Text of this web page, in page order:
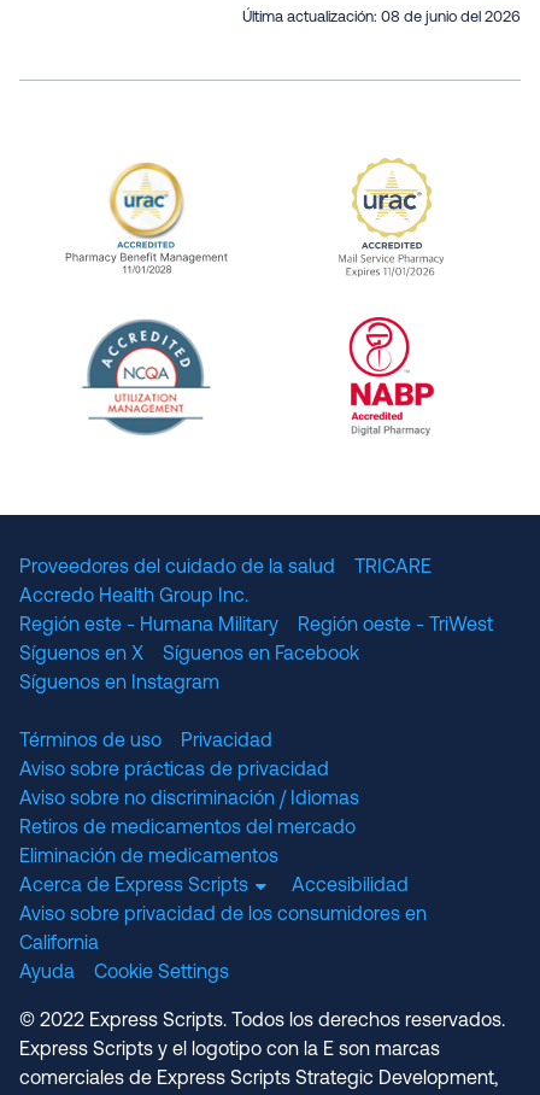
Última actualización: 08 de junio del 2026
URAC Accredited Pharmacy Benefit
URAC
Proveedores del cuidado de la salud
TRICARE
Accredo Health Group Inc.
Región este - Humana Military
Región oeste - TriWest
Síguenos en X
Síguenos en Facebook
Síguenos en Instagram
Términos de uso
Privacidad
Aviso sobre prácticas de privacidad
Aviso sobre no discriminación / Idiomas
Retiros de medicamentos del mercado
Eliminación de medicamentos
Acerca de Express Scripts
Accesibilidad
Aviso sobre privacidad de los consumidores en
California
Ayuda
Cookie Settings
© 2022 Express Scripts. Todos los derechos reservados.
Express Scripts y el logotipo con la E son marcas
comerciales de Express Scripts Strategic Development,